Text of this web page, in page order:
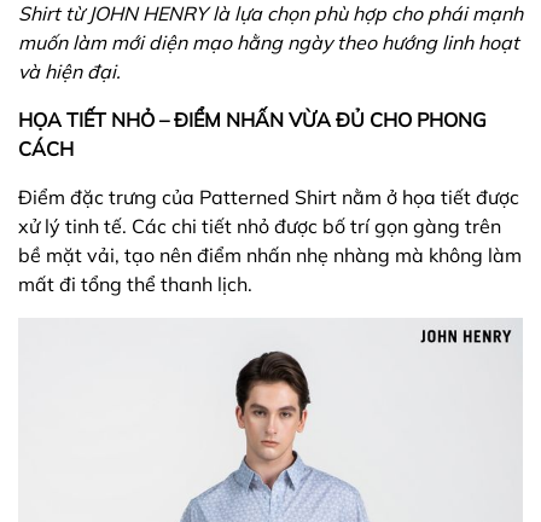
Shirt từ JOHN HENRY là lựa chọn phù hợp cho phái mạnh
muốn làm mới diện mạo hằng ngày theo hướng linh hoạt
và hiện đại.
HỌA TIẾT NHỎ – ĐIỂM NHẤN VỪA ĐỦ CHO PHONG
CÁCH
Điểm đặc trưng của Patterned Shirt nằm ở họa tiết được
xử lý tinh tế. Các chi tiết nhỏ được bố trí gọn gàng trên
bề mặt vải, tạo nên điểm nhấn nhẹ nhàng mà không làm
mất đi tổng thể thanh lịch.